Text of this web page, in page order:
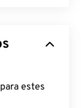
estes